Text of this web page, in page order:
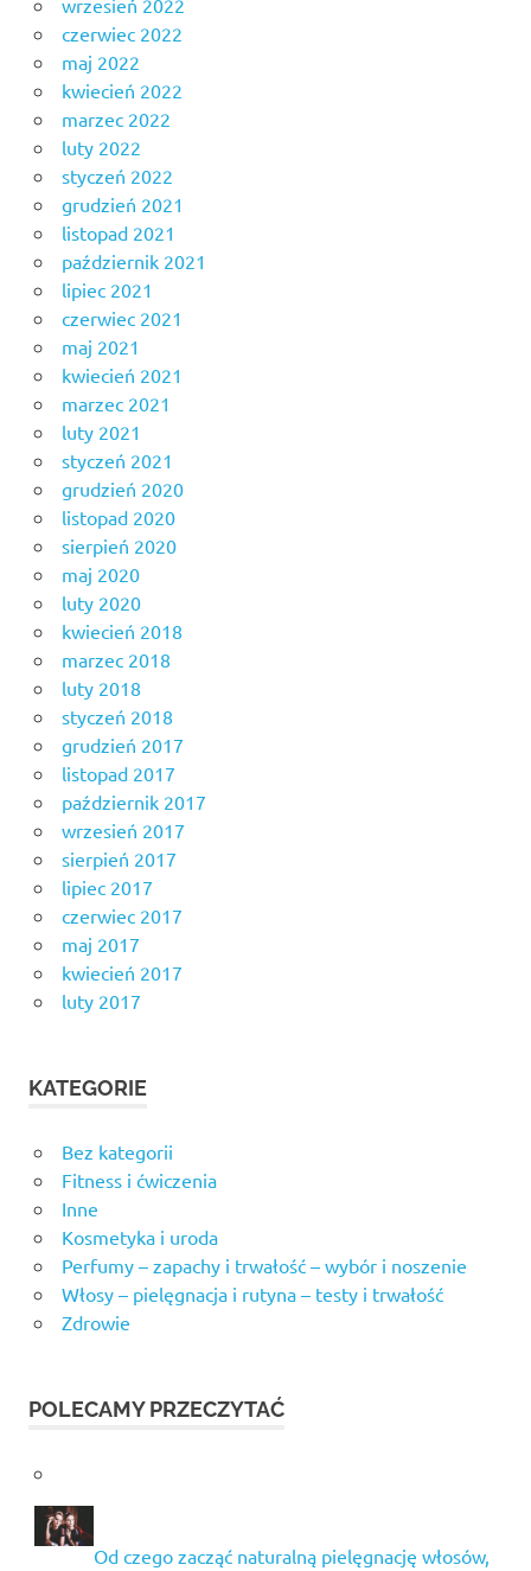
wrzesień 2022
czerwiec 2022
maj 2022
kwiecień 2022
marzec 2022
luty 2022
styczeń 2022
grudzień 2021
listopad 2021
październik 2021
lipiec 2021
czerwiec 2021
maj 2021
kwiecień 2021
marzec 2021
luty 2021
styczeń 2021
grudzień 2020
listopad 2020
sierpień 2020
maj 2020
luty 2020
kwiecień 2018
marzec 2018
luty 2018
styczeń 2018
grudzień 2017
listopad 2017
październik 2017
wrzesień 2017
sierpień 2017
lipiec 2017
czerwiec 2017
maj 2017
kwiecień 2017
luty 2017
KATEGORIE
Bez kategorii
Fitness i ćwiczenia
Inne
Kosmetyka i uroda
Perfumy – zapachy i trwałość – wybór i noszenie
Włosy – pielęgnacja i rutyna – testy i trwałość
Zdrowie
POLECAMY PRZECZYTAĆ
Od czego zacząć naturalną pielęgnację włosów,